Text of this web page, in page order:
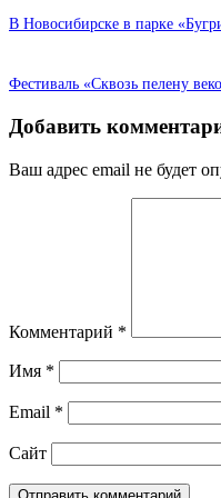
В Новосибирске в парке
Фестиваль «Сквозь пелену
Добавить
Ваш адрес email не будет
Комментарий *
Имя *
Email *
Сайт